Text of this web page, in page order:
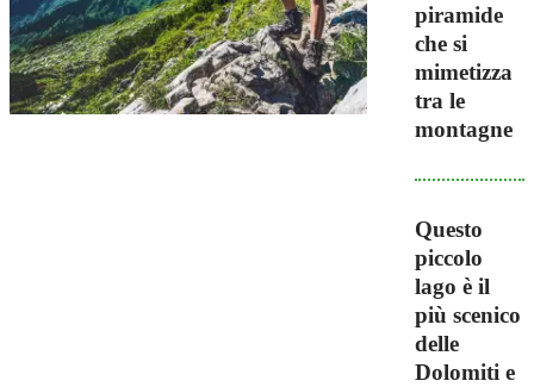
piramide
che si
mimetizza
tra le
montagne
Questo
piccolo
lago è il
più scenico
delle
Dolomiti e